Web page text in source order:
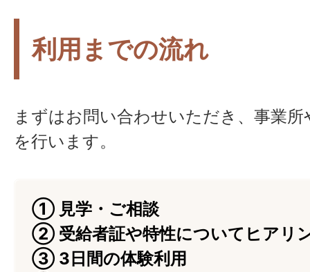
利用までの流れ
まずはお問い合わせいただき、事業所
を行います。
① 見学・ご相談
② 受給者証や特性についてヒアリ
③ 3日間の体験利用